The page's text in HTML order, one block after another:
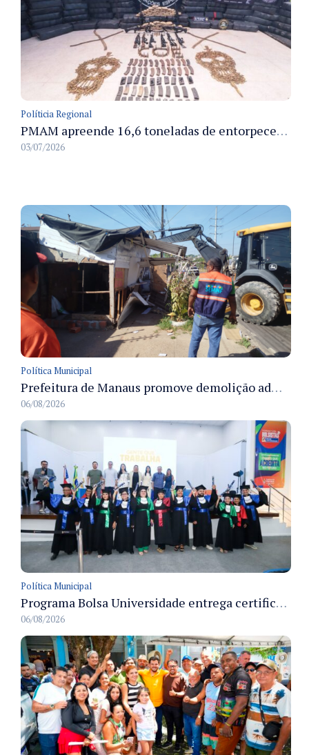
Políticia Regional
PMAM apreende 16,6 toneladas de entorpecentes e registra aumento nas prisões em flagrante e nas capturas de foragidos no primeiro semestre de 2026
03/07/2026
Política Municipal
Prefeitura de Manaus promove demolição administrativa de cinco estruturas que ocupavam calçada pública
06/08/2026
Política Municipal
Programa Bolsa Universidade entrega certificados a formandos em Manaus na sede do Executivo municipal
06/08/2026